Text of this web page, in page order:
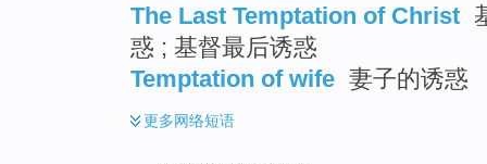
The Last Temptation of Christ
惑 ; 基督最后诱惑
Temptation of wife 妻子的诱惑
更多网络短语